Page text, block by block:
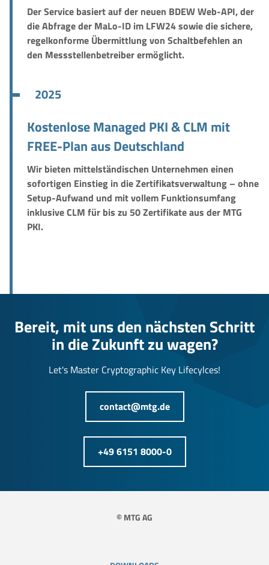
Der Service basiert auf der neuen BDEW Web-API, der
die Abfrage der MaLo-ID im LFW24 sowie die sichere,
regelkonforme Übermittlung von Schaltbefehlen an
den Messstellenbetreiber ermöglicht.
2025
Kostenlose Managed PKI & CLM mit
FREE-Plan aus Deutschland
Wir bieten mittelständischen Unternehmen einen
sofortigen Einstieg in die Zertifikatsverwaltung – ohne
Setup-Aufwand und mit vollem Funktionsumfang
inklusive CLM für bis zu 50 Zertifikate aus der MTG
PKI.
Bereit, mit uns den nächsten Schritt
in die Zukunft zu wagen?
Let's Master Cryptographic Key Lifecylces!
contact@mtg.de
+49 6151 8000-0
© MTG AG